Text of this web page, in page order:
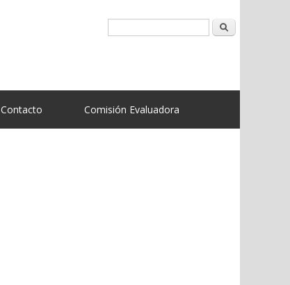
Contacto Comisión Evaluadora